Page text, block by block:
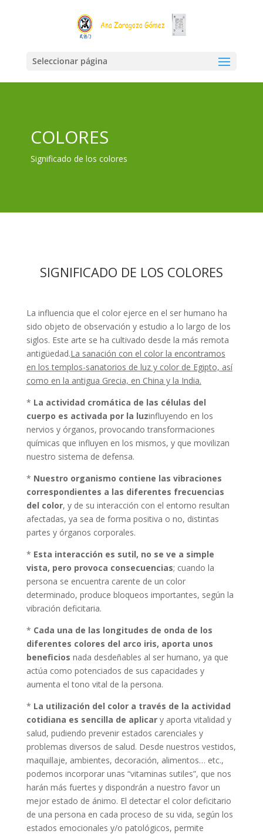
Seleccionar página
COLORES
Significado de los colores
SIGNIFICADO DE LOS COLORES
La influencia que el color ejerce en el ser humano ha
sido objeto de observación y estudio a lo largo de los
siglos. Este arte se ha cultivado desde la más remota
antigüedad.La sanación con el color la encontramos
en los templos-sanatorios de luz y color de Egipto, así
como en la antigua Grecia, en China y la India.
* La actividad cromática de las células del
cuerpo es activada por la luzinfluyendo en los
nervios y órganos, provocando transformaciones
químicas que influyen en los mismos, y que movilizan
nuestro sistema de defensa.
* Nuestro organismo contiene las vibraciones
correspondientes a las diferentes frecuencias
del color, y de su interacción con el entorno resultan
afectadas, ya sea de forma positiva o no, distintas
partes y órganos corporales.
* Esta interacción es sutil, no se ve a simple
vista, pero provoca consecuencias; cuando la
persona se encuentra carente de un color
determinado, produce bloqueos importantes, según la
vibración deficitaria.
* Cada una de las longitudes de onda de los
diferentes colores del arco iris, aporta unos
beneficios nada desdeñables al ser humano, ya que
actúa como potenciados de sus capacidades y
aumenta el tono vital de la persona.
* La utilización del color a través de la actividad
cotidiana es sencilla de aplicary aporta vitalidad y
salud, pudiendo prevenir estados carenciales y
problemas diversos de salud. Desde nuestros vestidos,
maquillaje, ambientes, decoración, alimentos… etc.,
podemos incorporar unas “vitaminas sutiles”, que nos
harán más fuertes y dispondrán a nuestro favor un
mejor estado de ánimo. El detectar el color deficitario
de una persona en cada proceso de su vida, según los
estados emocionales y/o patológicos, permite